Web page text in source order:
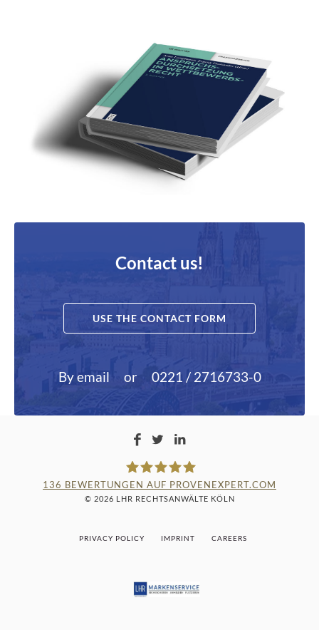
Contact us!
USE THE CONTACT FORM
By email or 0221 / 2716733-0
136 BEWERTUNGEN AUF PROVENEXPERT.COM
© 2026 LHR RECHTSANWÄLTE KÖLN
PRIVACY POLICY IMPRINT CAREERS